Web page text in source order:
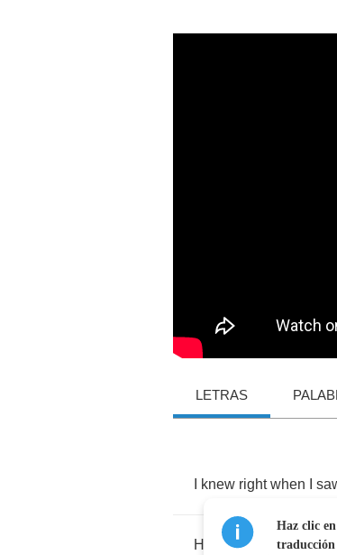
LETRAS
knew right when
History in the making
Haz clic
traducción